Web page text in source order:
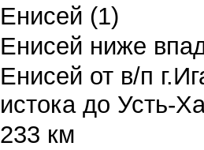
Енисей (1)
Енисей ниже
Енисей от в/п
истока до Усть-
233 км